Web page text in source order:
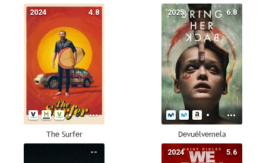
4.8
2024
The Surfer
6.8
2025
Devuélvemela
-- 5.6
2024